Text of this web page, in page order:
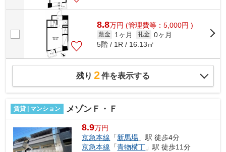
8.8万円 (管理費等：5,000円 )
敷金 1ヶ月 礼金 0ヶ月
5階 / 1R / 16.13㎡
残り 2件を表示する
賃貸 | マンション メゾンＦ・Ｆ
8.9万円
京急本線 「新馬場 」駅 徒歩4分
京急本線 「青物横丁 」駅 徒歩11分